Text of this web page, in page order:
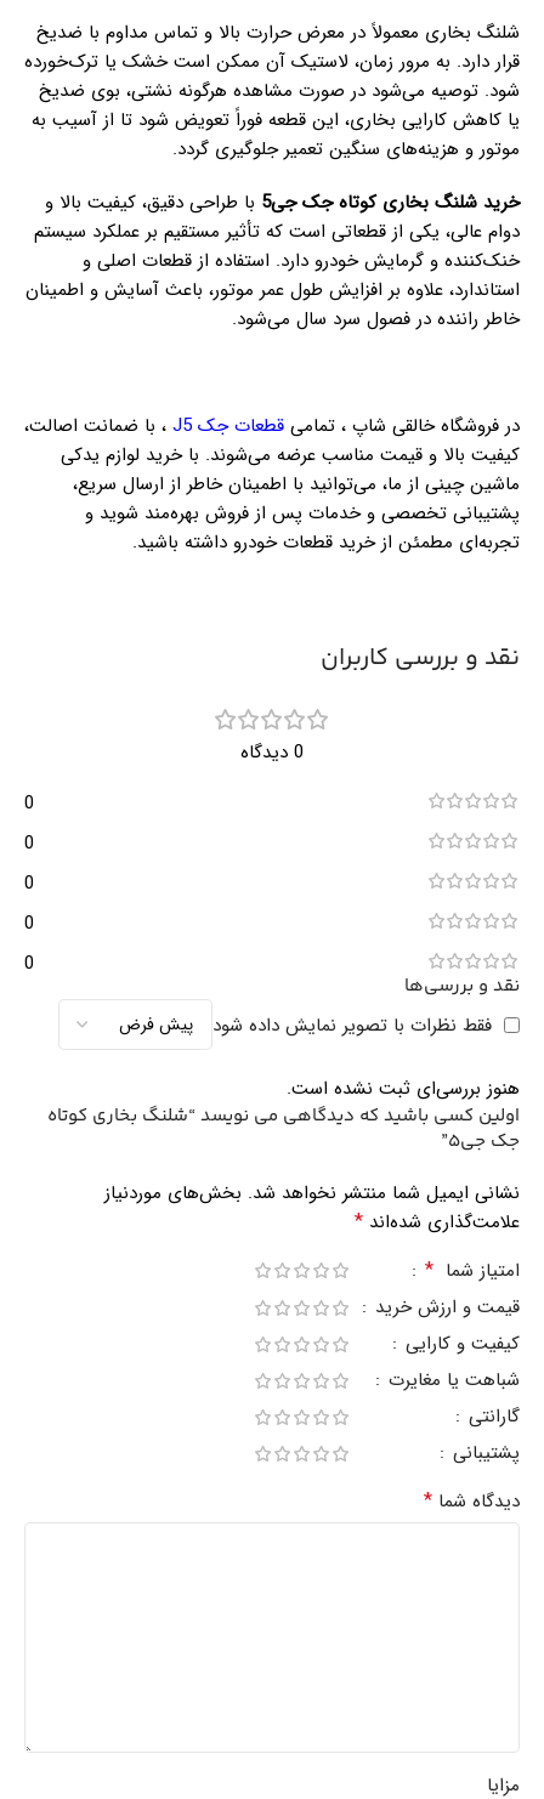
شلنگ بخاری معمولاً در معرض حرارت بالا و تماس مداوم با ضدیخ
قرار دارد. به مرور زمان، لاستیک آن ممکن است خشک یا ترک‌خورده
شود. توصیه می‌شود در صورت مشاهده هرگونه نشتی، بوی ضدیخ
یا کاهش کارایی بخاری، این قطعه فوراً تعویض شود تا از آسیب به
موتور و هزینه‌های سنگین تعمیر جلوگیری گردد.
خرید شلنگ بخاری کوتاه جک جی5 با طراحی دقیق، کیفیت بالا و
دوام عالی، یکی از قطعاتی است که تأثیر مستقیم بر عملکرد سیستم
خنک‌کننده و گرمایش خودرو دارد. استفاده از قطعات اصلی و
استاندارد، علاوه بر افزایش طول عمر موتور، باعث آسایش و اطمینان
خاطر راننده در فصول سرد سال می‌شود.
در فروشگاه خالقی شاپ ، تمامی قطعات جک J5
، با ضمانت اصالت،
کیفیت بالا و قیمت مناسب عرضه می‌شوند. با خرید لوازم یدکی
ماشین چینی از ما، می‌توانید با اطمینان خاطر از ارسال سریع،
پشتیبانی تخصصی و خدمات پس از فروش بهره‌مند شوید و
تجربه‌ای مطمئن از خرید قطعات خودرو داشته باشید.
نقد و بررسی کاربران
0 دیدگاه
0
0
0
0
0
نقد و بررسی‌ها
فقط نظرات با تصویر نمایش داده شود
هنوز بررسی‌ای ثبت نشده است.
اولین کسی باشید که دیدگاهی می نویسد “شلنگ بخاری کوتاه
جک جی5”
نشانی ایمیل شما منتشر نخواهد شد. بخش‌های موردنیاز
علامت‌گذاری شده‌اند *
امتیاز شما *
قیمت و ارزش خرید
کیفیت و کارایی
شباهت یا مغایرت
گارانتی
پشتیبانی
دیدگاه شما *
مزایا